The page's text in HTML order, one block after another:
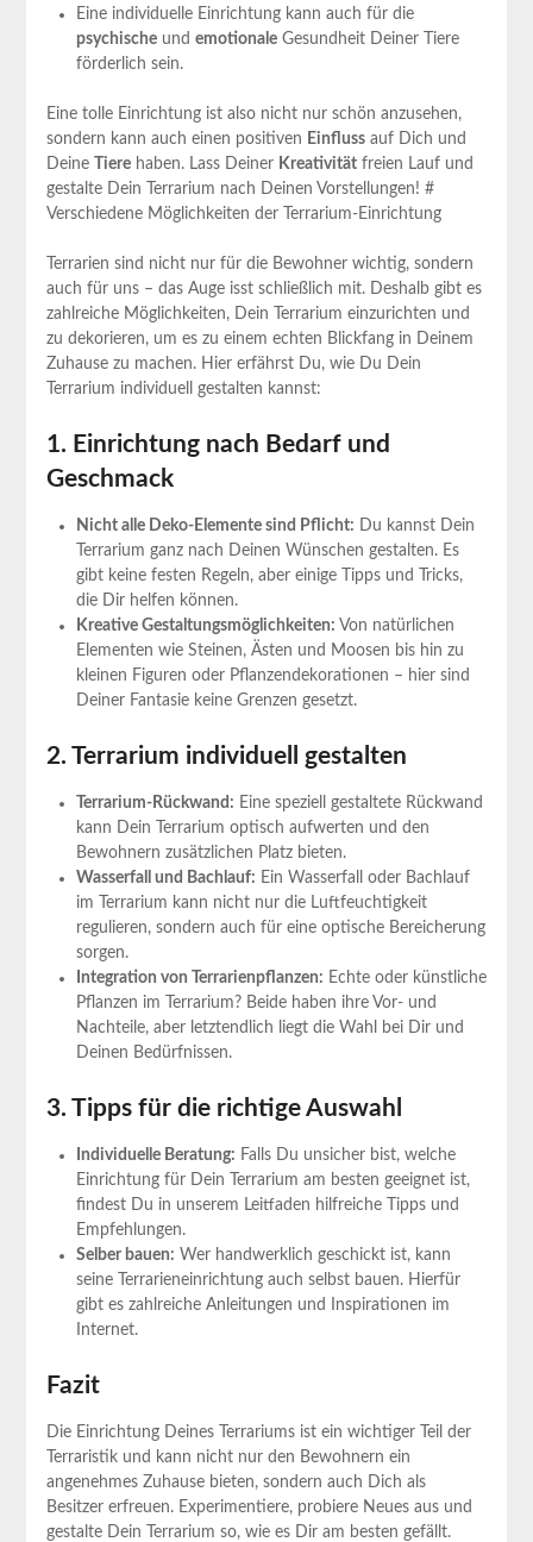
Eine individuelle Einrichtung kann auch für die
psychischeund emotionaleGesundheit Deiner Tiere
förderlich sein.
Eine tolle Einrichtung ist also nicht nur schön anzusehen,
sondern kann auch einen positiven Einflussauf Dich und
Deine Tierehaben. Lass Deiner Kreativitätfreien Lauf und
gestalte Dein Terrarium nach Deinen Vorstellungen! #
Verschiedene Möglichkeiten der Terrarium-Einrichtung
Terrarien sind nicht nur für die Bewohner wichtig, sondern
auch für uns – das Auge isst schließlich mit. Deshalb gibt es
zahlreiche Möglichkeiten, Dein Terrarium einzurichten und
zu dekorieren, um es zu einem echten Blickfang in Deinem
Zuhause zu machen. Hier erfährst Du, wie Du Dein
Terrarium individuell gestalten kannst:
1. Einrichtung nach Bedarf und
Geschmack
Nicht alle Deko-Elemente sind Pflicht: Du kannst Dein
Terrarium ganz nach Deinen Wünschen gestalten. Es
gibt keine festen Regeln, aber einige Tipps und Tricks,
die Dir helfen können.
Kreative Gestaltungsmöglichkeiten: Von natürlichen
Elementen wie Steinen, Ästen und Moosen bis hin zu
kleinen Figuren oder Pflanzendekorationen – hier sind
Deiner Fantasie keine Grenzen gesetzt.
2. Terrarium individuell gestalten
Terrarium-Rückwand: Eine speziell gestaltete Rückwand
kann Dein Terrarium optisch aufwerten und den
Bewohnern zusätzlichen Platz bieten.
Wasserfall und Bachlauf: Ein Wasserfall oder Bachlauf
im Terrarium kann nicht nur die Luftfeuchtigkeit
regulieren, sondern auch für eine optische Bereicherung
sorgen.
Integration von Terrarienpflanzen: Echte oder künstliche
Pflanzen im Terrarium? Beide haben ihre Vor- und
Nachteile, aber letztendlich liegt die Wahl bei Dir und
Deinen Bedürfnissen.
3. Tipps für die richtige Auswahl
Individuelle Beratung: Falls Du unsicher bist, welche
Einrichtung für Dein Terrarium am besten geeignet ist,
findest Du in unserem Leitfaden hilfreiche Tipps und
Empfehlungen.
Selber bauen: Wer handwerklich geschickt ist, kann
seine Terrarieneinrichtung auch selbst bauen. Hierfür
gibt es zahlreiche Anleitungen und Inspirationen im
Internet.
Fazit
Die Einrichtung Deines Terrariums ist ein wichtiger Teil der
Terraristik und kann nicht nur den Bewohnern ein
angenehmes Zuhause bieten, sondern auch Dich als
Besitzer erfreuen. Experimentiere, probiere Neues aus und
gestalte Dein Terrarium so, wie es Dir am besten gefällt.